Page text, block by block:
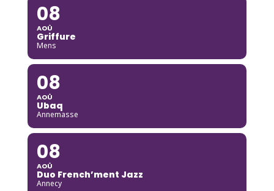
08
AOÛ
Griffure
Mens
08
AOÛ
Ubaq
Annemasse
08
AOÛ
Duo French’ment Jazz
Annecy